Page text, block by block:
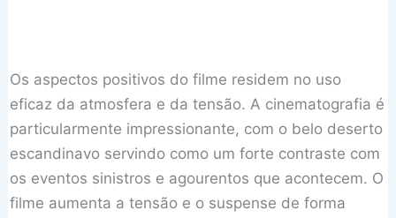
Os aspectos positivos do filme residem no uso
eficaz da atmosfera e da tensão. A cinematografia é
particularmente impressionante, com o belo deserto
escandinavo servindo como um forte contraste com
os eventos sinistros e agourentos que acontecem. O
filme aumenta a tensão e o suspense de forma